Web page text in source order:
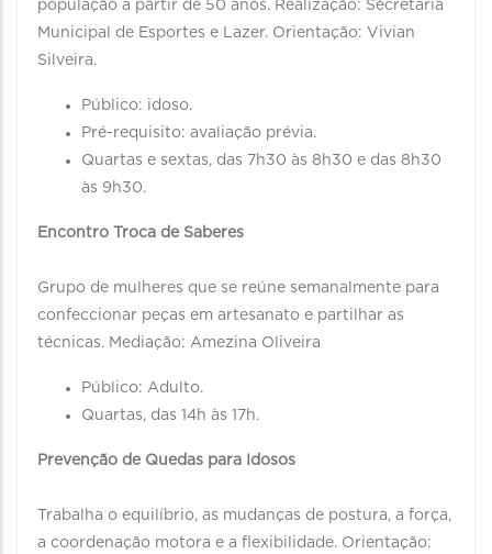
população a partir de 50 anos. Realização: Secretaria
Municipal de Esportes e Lazer. Orientação: Vivian
Silveira.
Público: idoso.
Pré-requisito: avaliação prévia.
Quartas e sextas, das 7h30 às 8h30 e das 8h30
às 9h30.
Encontro Troca de Saberes
Grupo de mulheres que se reúne semanalmente para
confeccionar peças em artesanato e partilhar as
técnicas. Mediação: Amezina Oliveira
Público: Adulto.
Quartas, das 14h às 17h.
Prevenção de Quedas para Idosos
Trabalha o equilíbrio, as mudanças de postura, a força,
a coordenação motora e a flexibilidade. Orientação: